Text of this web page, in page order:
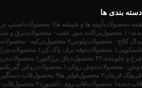
دسته بندی ها
همه محصولات آیینه ها و شیشه ها ۱ محصولات استپ
بدنه ۱۰ محصول براکت سپر عقب ۰ محصولات برق و
پدال کلاج ۰ محصولات پلوس۲ محصول ترکیه ۰ محصولات
تلسکوپی ۱ محصولات تیغه برف پاک کن ۱ محصولات
چرخ و جلوبندی۴۲ محصول دپاق پرژکتور ۱ محصولات
دوش ۰ محصولات دوش روغن ۱ محصولات روغن
غربیلک فرمان۲ محصول فیلتر ها۹ محصول قاب
قاب دنده ۱ محصولات قاب روی داشبورد۲ محصول قاب